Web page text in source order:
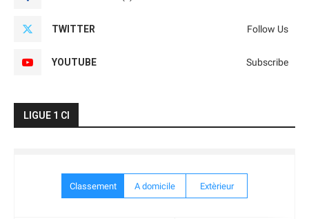
TWITTER Follow Us
YOUTUBE Subscribe
LIGUE 1 CI
Classement A domicile Extèrieur